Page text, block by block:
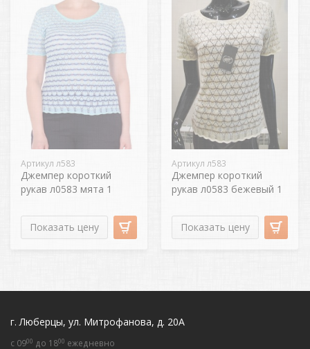
Артикул л583
Джемпер короткий
рукав л0583 мята 1
Показать цену
Артикул л583
Джемпер короткий
рукав л0583 бежевый 1
Показать цену
г. Люберцы, ул. Митрофанова, д. 20А
c 0900 до 1800 ежедневно